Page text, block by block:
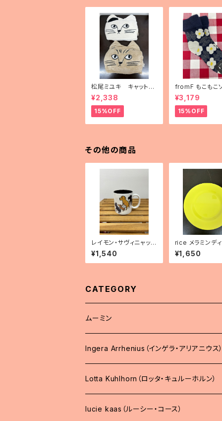
松尾ミユキ キャットフ
ェイスブランケット
¥2,338
15%OFF
fromF もこもこ
「
畑）」
¥3,179
15%OFF
その他の商品
レイモン・サヴィニャッ
ク マグカップ「清潔な
街キャンペーン」
¥1,540
rice メラミンデ
レート（レモンイ
ー）
¥1,650
CATEGORY
ムーミン
Ingera Arrhenius（インゲラ・アリアニウス
Lotta Kuhlhorn（ロッタ・キュルーホルン）
lucie kaas（ルーシー・コース）